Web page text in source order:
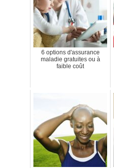
6 options d'assurance
maladie gratuites ou à
faible coût